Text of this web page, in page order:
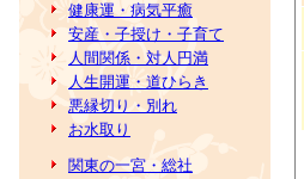
健康運・病気平癒
安産・子授け・子育て
人間関係・対人円満
人生開運・道ひらき
悪縁切り・別れ
お水取り
関東の一宮・総社